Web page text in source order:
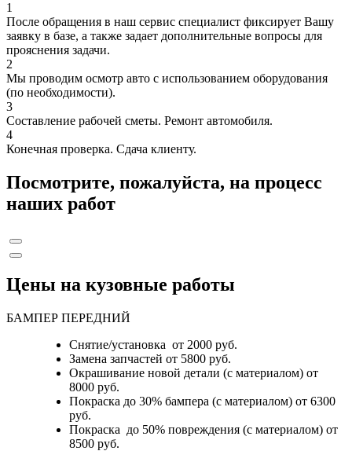
1
После обращения в наш сервис специалист фиксирует Вашу
заявку в базе, а также задает дополнительные вопросы для
прояснения задачи.
2
Мы проводим осмотр авто с использованием оборудования
(по необходимости).
3
Составление рабочей сметы. Ремонт автомобиля.
4
Конечная проверка. Сдача клиенту.
Посмотрите, пожалуйста, на процесс
наших работ
Цены на кузовные работы
БАМПЕР ПЕРЕДНИЙ
Снятие/установка от 2000 руб.
Замена запчастей от 5800 руб.
Окрашивание новой детали (с материалом) от
8000 руб.
Покраска до 30% бампера (с материалом) от 6300
руб.
Покраска до 50% повреждения (с материалом) от
8500 руб.